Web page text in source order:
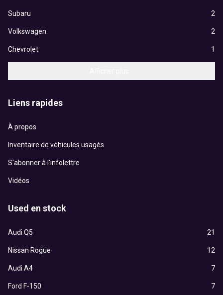
Subaru 2
Volkswagen 2
Chevrolet 1
Liens rapides
À propos
Inventaire de véhicules usagés
S'abonner à l'infolettre
Vidéos
Used en stock
Audi Q5 21
Nissan Rogue 12
Audi A4 7
Ford F-150 7